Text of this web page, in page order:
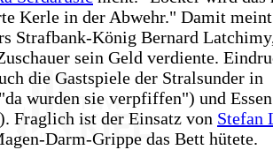
Kerle in der Abwehr." Damit
Strafbank-König Bernard
sein Geld verdiente.
die Gastspiele der Stralsunder in
wurden sie verpfiffen") und
Fraglich ist der Einsatz von Stefan
Darm-Grippe das Bett hütete.